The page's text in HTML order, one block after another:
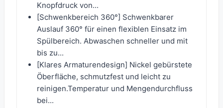
Knopfdruck von...
[Schwenkbereich 360°] Schwenkbarer
Auslauf 360° für einen flexiblen Einsatz im
Spülbereich. Abwaschen schneller und mit
bis zu...
[Klares Armaturendesign] Nickel gebürstete
Öberfläche, schmutzfest und leicht zu
reinigen.Temperatur und Mengendurchfluss
bei...